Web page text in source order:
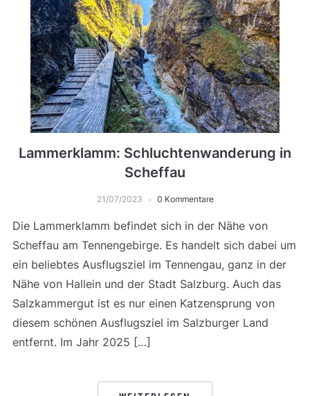
Lammerklamm: Schluchtenwanderung in
Scheffau
21/07/2023 0 Kommentare
Die Lammerklamm befindet sich in der Nähe von
Scheffau am Tennengebirge. Es handelt sich dabei um
ein beliebtes Ausflugsziel im Tennengau, ganz in der
Nähe von Hallein und der Stadt Salzburg. Auch das
Salzkammergut ist es nur einen Katzensprung von
diesem schönen Ausflugsziel im Salzburger Land
entfernt. Im Jahr 2025 […]